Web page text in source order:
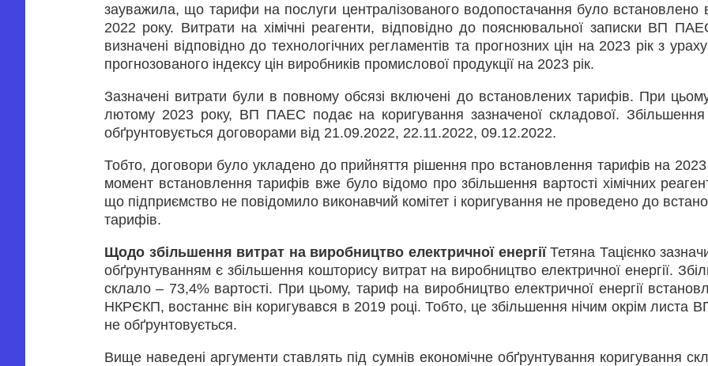
зауважила, що тарифи на послуги централізованого водопостачання було встановлено
2022 року. Витрати на хімічні реагенти, відповідно до пояснювальної записки ВП
визначені відповідно до технологічних регламентів та прогнозних цін на 2023 рік з
прогнозованого індексу цін виробників промислової продукції на 2023 рік.
Зазначені витрати були в повному обсязі включені до встановлених тарифів. При
лютому 2023 року, ВП ПАЕС подає на коригування зазначеної складової. Збільшення
обґрунтовується договорами від 21.09.2022, 22.11.2022, 09.12.2022.
Тобто, договори було укладено до прийняття рішення про встановлення тарифів на 2023
момент встановлення тарифів вже було відомо про збільшення вартості хімічних
що підприємство не повідомило виконавчий комітет і коригування не проведено до
тарифів.
Щодо збільшення витрат на виробництво електричної енергіїТетяна Тацієнко
обґрунтуванням є збільшення кошторису витрат на виробництво електричної енергії.
склало – 73,4% вартості. При цьому, тариф на виробництво електричної енергії
НКРЄКП, востаннє він коригувався в 2019 році. Тобто, це збільшення нічим окрім листа
не обґрунтовується.
Вище наведені аргументи ставлять під сумнів економічне обґрунтування коригування